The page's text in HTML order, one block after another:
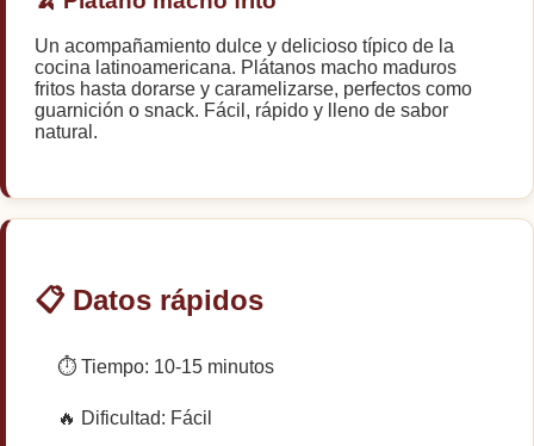
🌿Un acompañamiento dulce y delicioso típico de la
cocina latinoamericana. Plátanos macho maduros
fritos hasta dorarse y caramelizarse, perfectos como
guarnición o snack. Fácil, rápido y lleno de sabor
natural.
📋 Datos rápidos
⏱️ Tiempo: 10-15 minutos
🔥 Dificultad: Fácil